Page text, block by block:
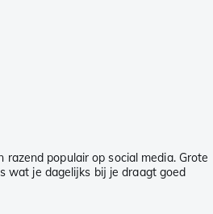
populair op social media. Grote
wat je dagelijks bij je draagt goed